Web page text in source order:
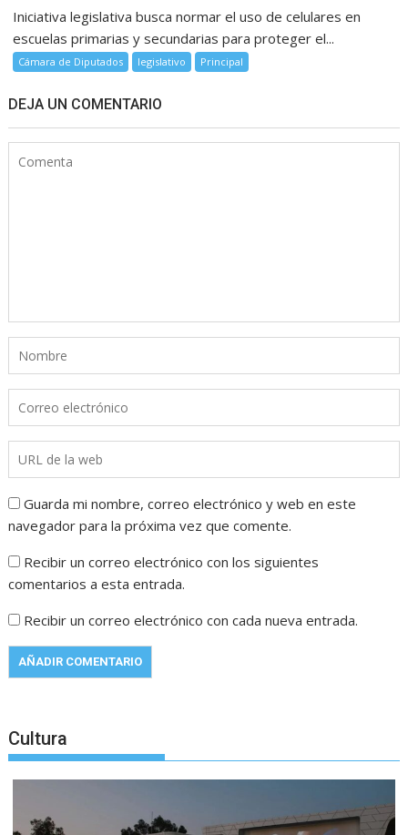
Iniciativa legislativa busca normar el uso de celulares en
escuelas primarias y secundarias para proteger el...
Cámara de Diputados legislativo Principal
DEJA UN COMENTARIO
Guarda mi nombre, correo electrónico y web en este
navegador para la próxima vez que comente.
Recibir un correo electrónico con los siguientes
comentarios a esta entrada.
Recibir un correo electrónico con cada nueva entrada.
Cultura